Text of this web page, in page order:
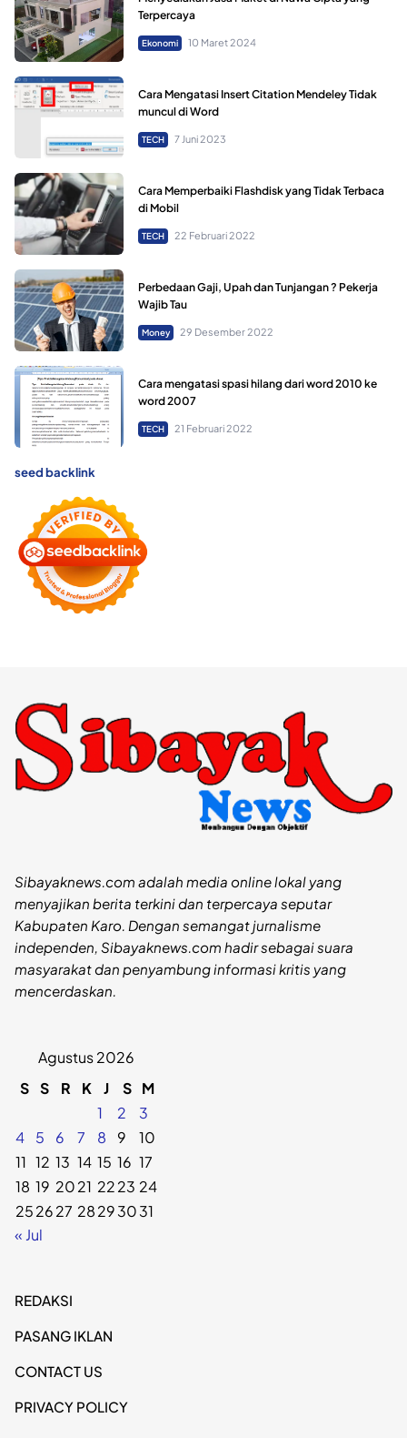
Terpercaya
Ekonomi 10 Maret 2024
Cara Mengatasi Insert Citation Mendeley Tidak
muncul di Word
TECH 7 Juni 2023
Cara Memperbaiki Flashdisk yang Tidak Terbaca
di Mobil
TECH 22 Februari 2022
Perbedaan Gaji, Upah dan Tunjangan ? Pekerja
Wajib Tau
Money 29 Desember 2022
Cara mengatasi spasi hilang dari word 2010 ke
word 2007
TECH 21 Februari 2022
seed backlink
Sibayaknews.com adalah media online lokal yang
menyajikan berita terkini dan terpercaya seputar
Kabupaten Karo. Dengan semangat jurnalisme
independen, Sibayaknews.com hadir sebagai suara
masyarakat dan penyambung informasi kritis yang
mencerdaskan.
Agustus 2026
S S R K J S M
1
2
3
4
5 6 7 8 9
10
11 12 13 14 15 16 17
18 19 2021 2223 24
252627 28293031
« Jul
REDAKSI
PASANG IKLAN
CONTACT US
PRIVACY POLICY